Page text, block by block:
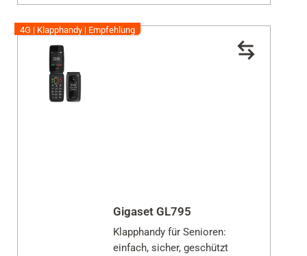
4G | Klapphandy | Empfehlung
Gigaset GL795
Klapphandy für Senioren:
einfach, sicher, geschützt